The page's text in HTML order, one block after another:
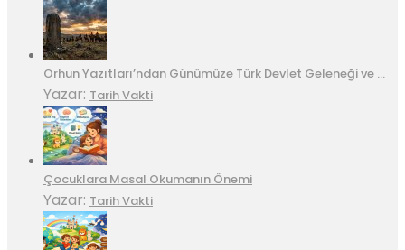
Orhun Yazıtları’ndan Günümüze Türk Devlet Geleneği ve …
Yazar: Tarih Vakti
Çocuklara Masal Okumanın Önemi
Yazar: Tarih Vakti